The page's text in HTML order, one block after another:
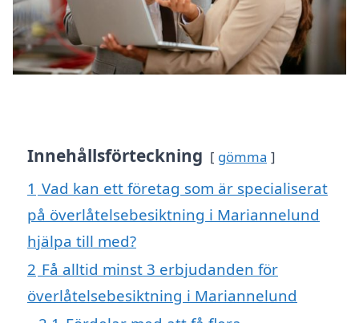
Innehållsförteckning gömma
1 Vad kan ett företag som är specialiserat
på överlåtelsebesiktning i Mariannelund
hjälpa till med?
2 Få alltid minst 3 erbjudanden för
överlåtelsebesiktning i Mariannelund